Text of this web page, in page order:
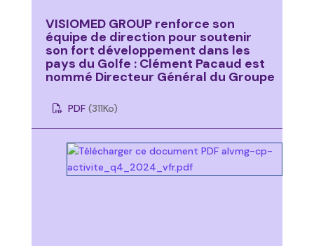
VISIOMED GROUP renforce son
équipe de direction pour soutenir
son fort développement dans les
pays du Golfe : Clément Pacaud est
nommé Directeur Général du Groupe
PDF (311Ko)